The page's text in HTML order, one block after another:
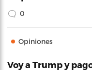
0
Opiniones
Voy a Trump y